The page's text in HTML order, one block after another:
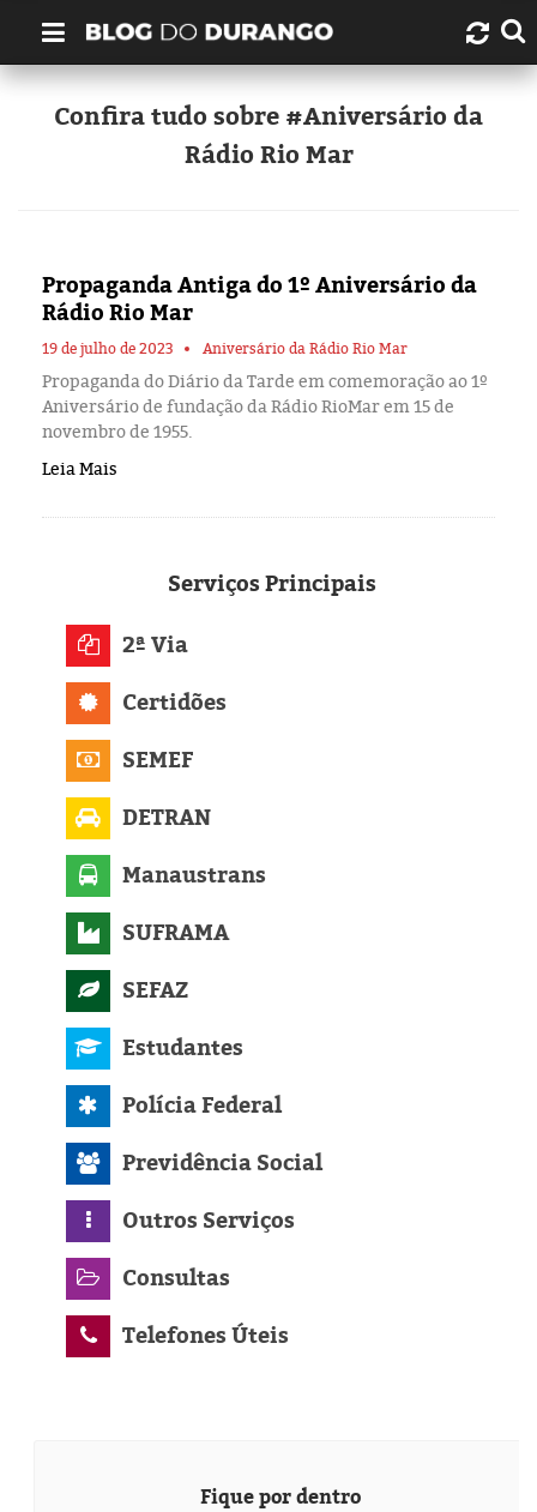
Quem é Durango Duarte?
Links úteis
Artigos
Amazonas
Manaus
Pesquisas
Confira tudo sobre #Aniversário da
Rádio Rio Mar
Propaganda Antiga do 1º Aniversário da
Rádio Rio Mar
19 de julho de 2023 Aniversário da Rádio Rio Mar
Propaganda do Diário da Tarde em comemoração ao 1º
Aniversário de fundação da Rádio RioMar em 15 de
novembro de 1955.
Leia Mais
ServiçosPrincipais
2ª Via
Certidões
SEMEF
DETRAN
Manaustrans
SUFRAMA
SEFAZ
Estudantes
Polícia Federal
Previdência Social
Outros Serviços
Consultas
Telefones Úteis
Fique por dentro